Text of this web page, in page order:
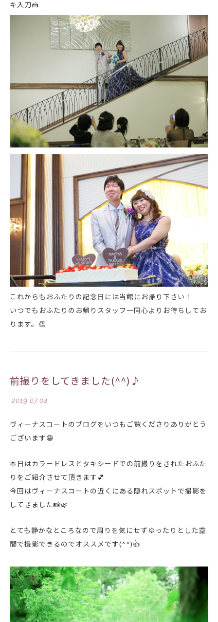
キ入刀🍰
これからもおふたりの記念日には当館にお帰り下さい！
いつでもおふたりのお帰りスタッフ一同心よりお待ちしてお
ります。 👏
前撮りをしてきました(^^)♪
2019.07.04
ヴィーナスコートのブログをいつもご覧くださりありがとう
ございます😁
本日はカラードレスとタキシードでの前撮りをされたおふた
りをご紹介させて頂きます💕
今回はヴィーナスコートの近くにある隠れスポットで撮影を
してきました📸🌿
とても静かなところなので周りを気にせずゆったりとした空
間で撮影できるのでオススメです(^^)👍